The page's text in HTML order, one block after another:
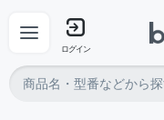
ログイン